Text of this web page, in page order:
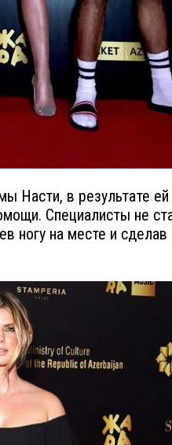
Насти, в результате
Специалисты не
ногу на месте и сделав